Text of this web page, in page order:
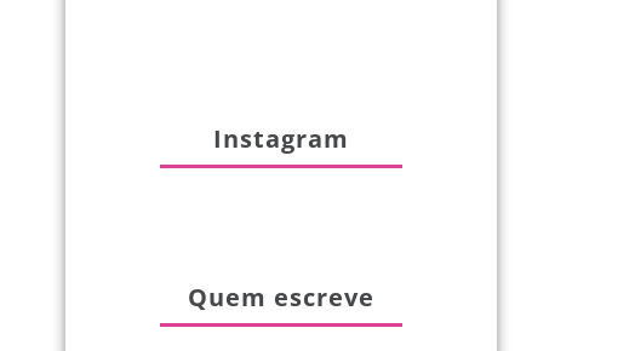
Instagram
Quem escreve